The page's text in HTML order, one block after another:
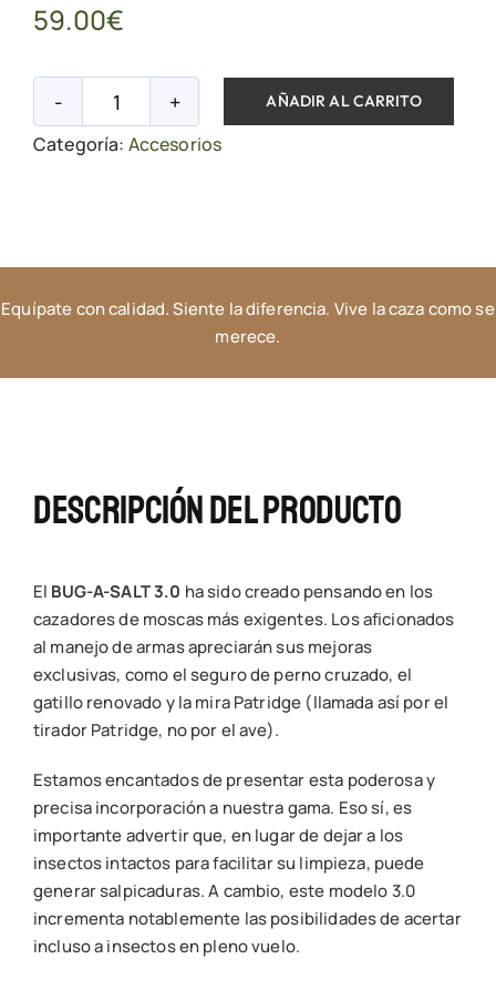
59.00€
Escopeta
Sal
a-
|
cantidad
AÑADIR AL CARRITO
Categoría: Accesorios
Equípate con calidad. Siente la diferencia. Vive la caza como se
merece.
Descripción Del Producto
El BUG-A-SALT 3.0 ha sido creado pensando en los
cazadores de moscas más exigentes. Los aficionados
al manejo de armas apreciarán sus mejoras
exclusivas, como el seguro de perno cruzado, el
gatillo renovado y la mira Patridge (llamada así por el
tirador Patridge, no por el ave).
Estamos encantados de presentar esta poderosa y
precisa incorporación a nuestra gama. Eso sí, es
importante advertir que, en lugar de dejar a los
insectos intactos para facilitar su limpieza, puede
generar salpicaduras. A cambio, este modelo 3.0
incrementa notablemente las posibilidades de acertar
incluso a insectos en pleno vuelo.